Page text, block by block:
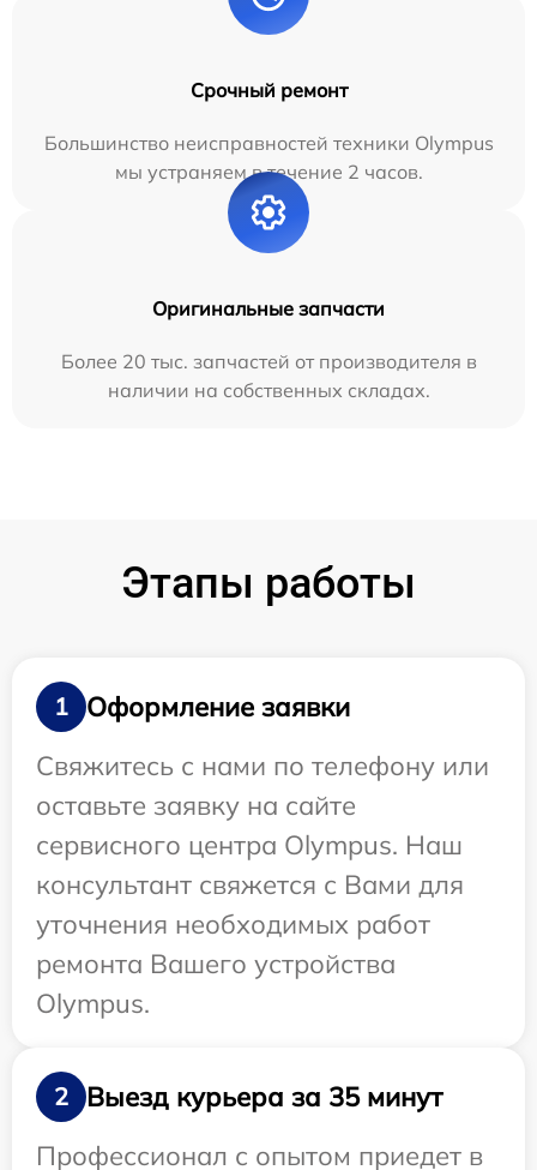
Срочный ремонт
Большинство неисправностей техники Olympus
мы устраняем в течение 2 часов.
Оригинальные запчасти
Более 20 тыс. запчастей от производителя в
наличии на собственных складах.
Этапы работы
1
Оформление заявки
Свяжитесь с нами по телефону или
оставьте заявку на сайте
сервисного центра Olympus. Наш
консультант свяжется с Вами для
уточнения необходимых работ
ремонта Вашего устройства
Olympus.
2
Выезд курьера за 35 минут
Профессионал с опытом приедет в